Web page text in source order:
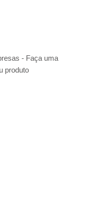
- Faça uma
produto